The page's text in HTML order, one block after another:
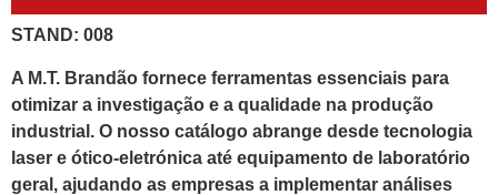
STAND: 008
A M.T. Brandão fornece ferramentas essenciais para
otimizar a investigação e a qualidade na produção
industrial. O nosso catálogo abrange desde tecnologia
laser e ótico-eletrónica até equipamento de laboratório
geral, ajudando as empresas a implementar análises